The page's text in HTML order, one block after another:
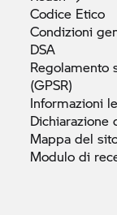
Codice Etico
Condizioni
DSA
Regolamento
(GPSR)
Informazioni
Mappa del
Modulo di